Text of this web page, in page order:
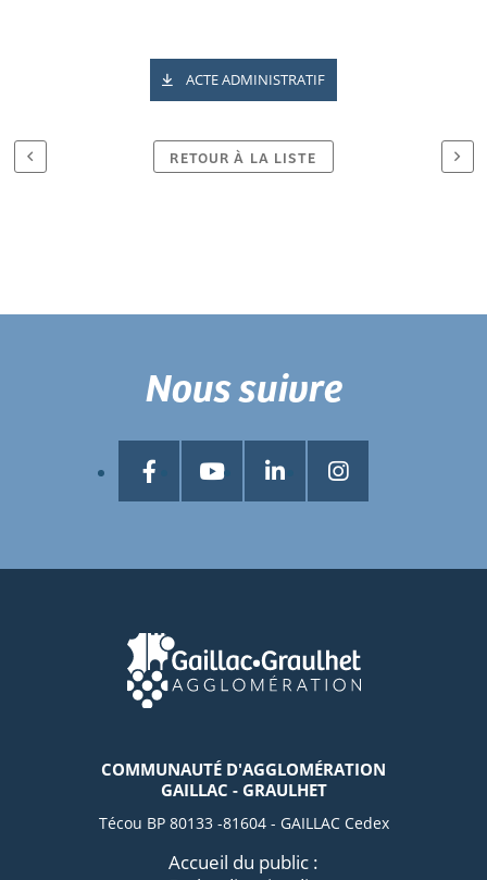
ACTE ADMINISTRATIF
RETOUR À LA LISTE
COMMUNAUTÉ D'AGGLOMÉRATION
GAILLAC - GRAULHET
Técou BP 80133 -81604 - GAILLAC Cedex
Accueil du public :
Nous suivre